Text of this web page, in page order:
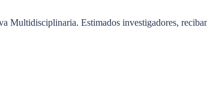
Multidisciplinaria. Estimados investigadores,